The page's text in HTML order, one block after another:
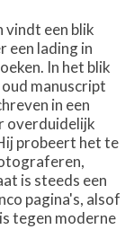
een blik
een lading in
In het blik
manuscript
in een
overduidelijk
probeert het te
is steeds een
pagina's, alsof
tegen moderne